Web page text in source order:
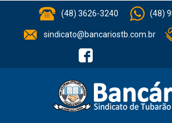
(48) 3626-3240 (48)
sindicato@bancariostb.com.br